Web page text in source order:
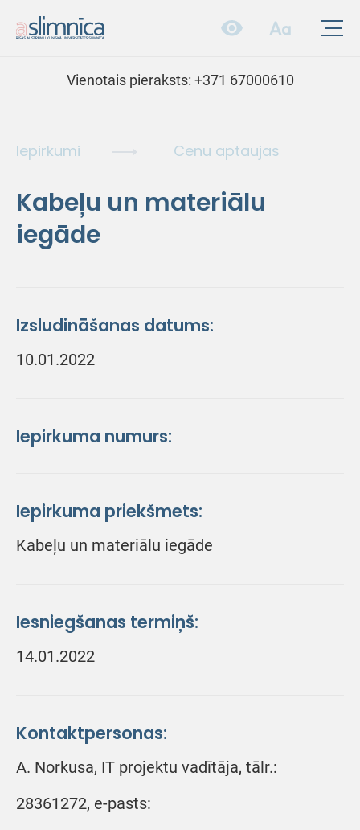
Vienotais pieraksts: +371 67000610
Iepirkumi Cenu aptaujas
Kabeļu un materiālu
iegāde
Izsludināšanas datums:
10.01.2022
Iepirkuma numurs:
Iepirkuma priekšmets:
Kabeļu un materiālu iegāde
Iesniegšanas termiņš:
14.01.2022
Kontaktpersonas:
A. Norkusa, IT projektu vadītāja, tālr.:
28361272, e-pasts: